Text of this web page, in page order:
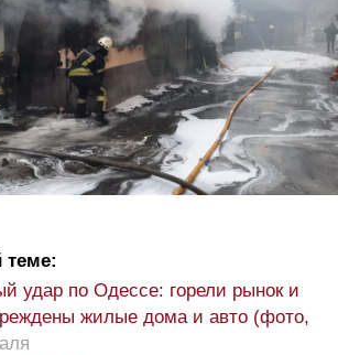
теме:
удар по Одессе: горели рынок и
жилые дома и авто (фото,